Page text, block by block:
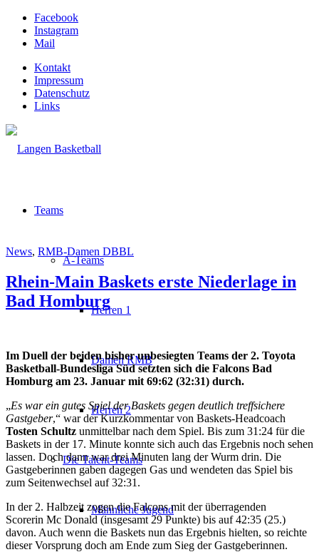
Facebook
Instagram
Mail
Kontakt
Impressum
Datenschutz
Links
Teams
A-Teams
Herren 1
Damen RMB
Herren 2
Die Talent-Teams
Männliche Jugend
News, RMB-Damen DBBL
Rhein-Main Baskets erste Niederlage in
Bad Homburg
Im Duell der beiden bisher unbesiegten Teams der 2. Toyota
Basketball-Bundesliga Süd setzten sich die Falcons Bad
Homburg am 23. Januar mit 69:62 (32:31) durch.
„Es war ein gutes Spiel der Baskets gegen deutlich treffsichere
Gastgeber,“ war der Kurzkommentar von Baskets-Headcoach
Tosten Schultz unmittelbar nach dem Spiel. Bis zum 31:24 für die
Baskets in der 17. Minute konnte sich auch das Ergebnis noch sehen
lassen. Doch dann war drei Minuten lang der Wurm drin. Die
Gastgeberinnen gaben dagegen Gas und wendeten das Spiel bis
zum Seitenwechsel auf 32:31.
In der 2. Halbzeit zogen die Falcons mit der überragenden
Scorerin Mc Donald (insgesamt 29 Punkte) bis auf 42:35 (25.)
davon. Auch wenn die Baskets nun das Ergebnis hielten, so reichte
dieser Vorsprung doch am Ende zum Sieg der Gastgeberinnen.